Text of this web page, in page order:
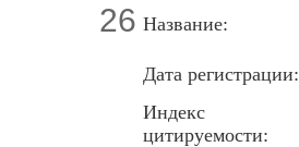
26 Название:
Дата регистрации:
Индекс
цитируемости: